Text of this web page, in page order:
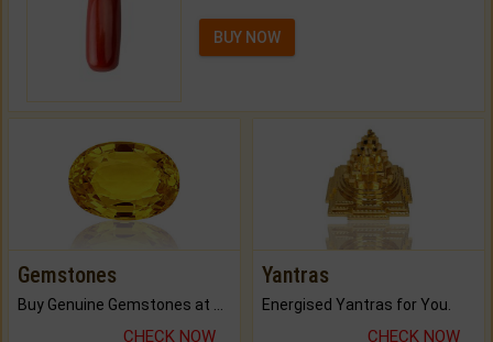
BUY NOW
Gemstones
CHECK NOW
Yantras
Energised Yantras for You.
CHECK NOW